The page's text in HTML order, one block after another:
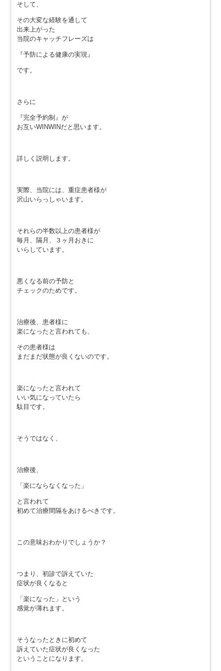
そして、
その大変な経験を通して
出来上がった
当院のキャッチフレーズは
『予防による健康の実現』
です。
さらに
『完全予約制』が
お互いWINWINだと思います。
詳しく説明します。
実際、当院には、重症患者様が
沢山いらっしゃいます。
それらの半数以上の患者様が
毎月、隔月、３ヶ月おきに
いらしています。
悪くなる前の予防と
チェックのためです。
治療後、患者様に
楽になったと言われても、
その患者様は
まだまだ状態が良くないのです。
楽になったと言われて
いい気になっていたら
駄目です。
そうではなく、
治療後、
「楽にならなくなった」
と言われて
初めて治療間隔をあけるべきです。
この意味おわかりでしょうか？
つまり、初診で訴えていた
症状が良くなると
「楽になった」という
感覚が薄れます。
そうなったときに初めて
訴えていた症状が良くなった
ということになります。